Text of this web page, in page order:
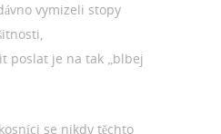
vymizeli stopy
poslat je na tak „blbej
se nikdy těchto